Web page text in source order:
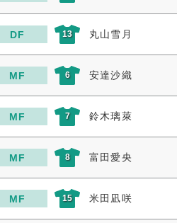
DF 13 丸山雪月
MF 6 安達沙織
MF 7 鈴木璃萊
MF 8 富田愛央
MF 15 米田凪咲